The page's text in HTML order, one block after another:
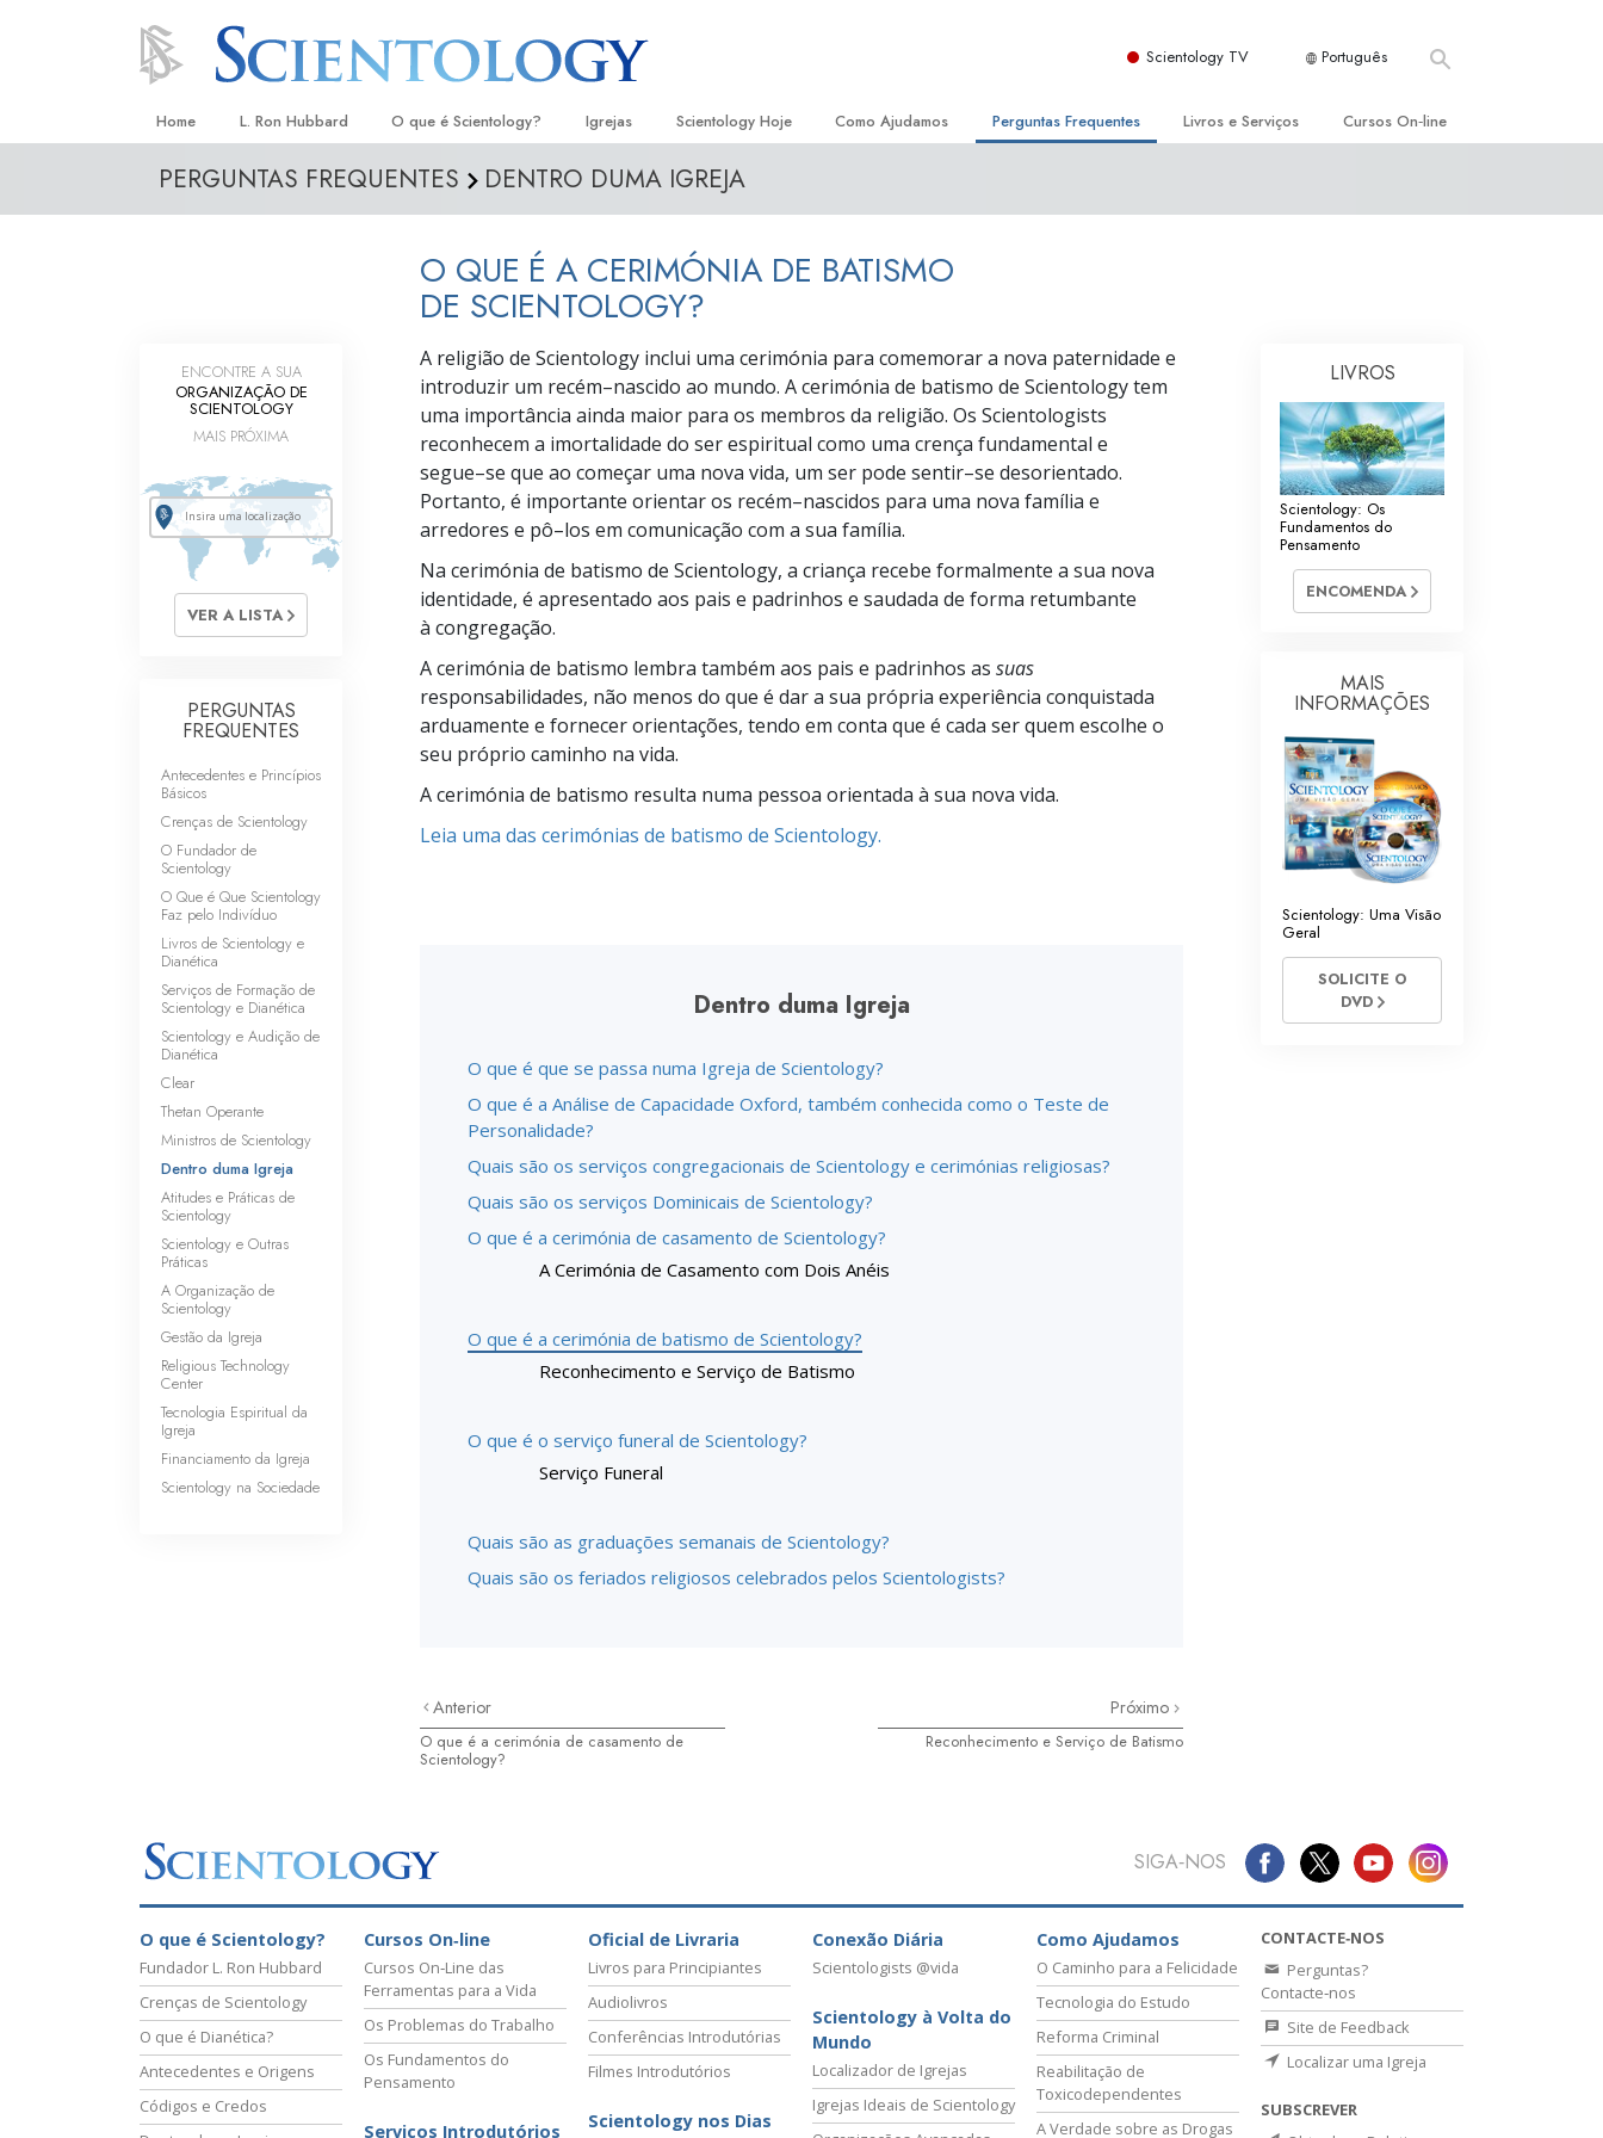
Scientology TV Português
Home L. Ron Hubbard O que é Scientology?
Crenças e Práticas
Aquilo que os Scientologists Dizem
sobre Scientology
Dentro duma Igreja
Os Princípios Básicos de Scientology
Uma Introdução a Dianética
Amor e Ódio –
O que é a Grandeza?
Igrejas
Localizar uma Igreja
Organizações Avançadas
Base em Terra de Flag
Freewinds
A levar Scientology ao Mundo
Scientology Hoje
Inaugurações
David Miscavige — Líder Eclesiástico
de Scientology
Como Ajudamos
Criminon
A Verdade sobre as Drogas
Unidos para os Direitos Humanos
Comissão dos Cidadãos para os
Direitos Humanos
Ministros Voluntários de Scientology
Perguntas Frequentes Livros e Serviços
Serviços Introdutórios
Cursos On‑line
Ajudas para Doenças e Ferimentos
Integridade e Honestidade
A Escala de Tom Emocional
Ética e as Condições
A Causa da Supressão
Bases da Organização
Metas e Objetivos
A Tecnologia de Estudo
PERGUNTAS FREQUENTES DENTRO DUMA IGREJA
O QUE É A CERIMÓNIA DE BATISMO
DE SCIENTOLOGY?
A religião de Scientology inclui uma cerimónia para comemorar a nova paternidade e
introduzir um recém–nascido ao mundo. A cerimónia de batismo de Scientology tem
uma importância ainda maior para os membros da religião. Os Scientologists
reconhecem a imortalidade do ser espiritual como uma crença fundamental e
segue–se que ao começar uma nova vida, um ser pode sentir–se desorientado.
Portanto, é importante orientar os recém–nascidos para uma nova família e
arredores e pô–los em comunicação com a sua família.
Na cerimónia de batismo de Scientology, a criança recebe formalmente a sua nova
identidade, é apresentado aos pais e padrinhos e saudada de forma retumbante
à congregação.
A cerimónia de batismo lembra também aos pais e padrinhos as suas
responsabilidades, não menos do que é dar a sua própria experiência conquistada
arduamente e fornecer orientações, tendo em conta que é cada ser quem escolhe o
seu próprio caminho na vida.
A cerimónia de batismo resulta numa pessoa orientada à sua nova vida.
Leia uma das cerimónias de batismo de Scientology.
Dentro duma Igreja
O que é que se passa numa Igreja de Scientology?
O que é a Análise de Capacidade Oxford, também conhecida como o Teste de
Personalidade?
Quais são os serviços congregacionais de Scientology e cerimónias religiosas?
Quais são os serviços Dominicais de Scientology?
O que é a cerimónia de casamento de Scientology?
A Cerimónia de Casamento com Dois Anéis
O que é a cerimónia de batismo de Scientology?
Reconhecimento e Serviço de Batismo
O que é o serviço funeral de Scientology?
Serviço Funeral
Quais são as graduações semanais de Scientology?
Quais são os feriados religiosos celebrados pelos Scientologists?
Anterior
O que é a cerimónia de casamento de
Scientology?
Próximo
Reconhecimento e Serviço de Batismo
ENCONTRE A SUA
ORGANIZAÇÃO DE
SCIENTOLOGY
MAIS PRÓXIMA
VER A LISTA
PERGUNTAS
FREQUENTES
Antecedentes e Princípios
Básicos
Crenças de Scientology
O Fundador de
Scientology
O Que é Que Scientology
Faz pelo Indivíduo
Livros de Scientology e
Dianética
Serviços de Formação de
Scientology e Dianética
Scientology e Audição de
Dianética
Clear
Thetan Operante
Ministros de Scientology
Dentro duma Igreja
Atitudes e Práticas de
Scientology
Scientology e Outras
Práticas
A Organização de
Scientology
Gestão da Igreja
Religious Technology
Center
Tecnologia Espiritual da
Igreja
Financiamento da Igreja
Scientology na Sociedade
LIVROS
Scientology: Os
Fundamentos do
Pensamento
ENCOMENDA
MAIS
INFORMAÇÕES
Scientology: Uma Visão
Geral
SOLICITE O
DVD
SIGA‑NOS
O que é Scientology?
Fundador L. Ron Hubbard
Crenças de Scientology
O que é Dianética?
Antecedentes e Origens
Códigos e Credos
Cursos On‑line
Cursos On‑Line das
Ferramentas para a Vida
Os Problemas do Trabalho
Os Fundamentos do
Pensamento
Serviços Introdutórios
Oficial de Livraria
Livros para Principiantes
Audiolivros
Conferências Introdutórias
Filmes Introdutórios
Scientology nos Dias
Conexão Diária
Scientologists @vida
Scientology à Volta do
Mundo
Localizador de Igrejas
Igrejas Ideais de Scientology
Como Ajudamos
O Caminho para a Felicidade
Tecnologia do Estudo
Reforma Criminal
Reabilitação de
Toxicodependentes
A Verdade sobre as Drogas
CONTACTE‑NOS
Perguntas?
Contacte‑nos
Site de Feedback
Localizar uma Igreja
SUBSCREVER